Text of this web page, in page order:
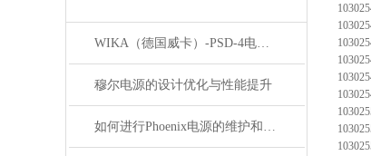
WIKA（德国威卡）-PSD-4电子压力开关
穆尔电源的设计优化与性能提升
如何进行Phoenix电源的维护和保养？